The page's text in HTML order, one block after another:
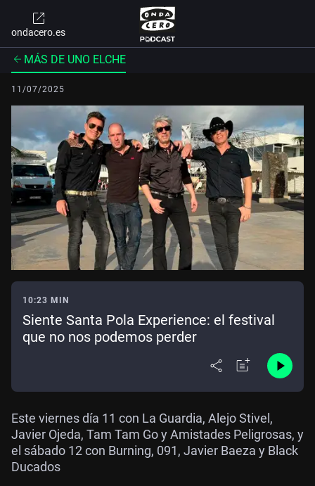
ondacero.es
MÁS DE UNO ELCHE
11/07/2025
10:23 MIN
Siente Santa Pola Experience: el festival
que no nos podemos perder
Este viernes día 11 con La Guardia, Alejo Stivel,
Javier Ojeda, Tam Tam Go y Amistades Peligrosas, y
el sábado 12 con Burning, 091, Javier Baeza y Black
Ducados